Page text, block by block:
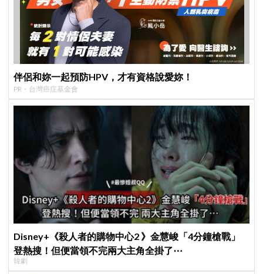
伴侶和妳一起預防HPV，才有資格說愛妳！
PR・台灣癌症基金會
Disney+《殺人者的購物中心2 》金慧峻「4分鐘槍戰」
登熱搜！但便當領不完兩大主角全掛了⋯
韓劇